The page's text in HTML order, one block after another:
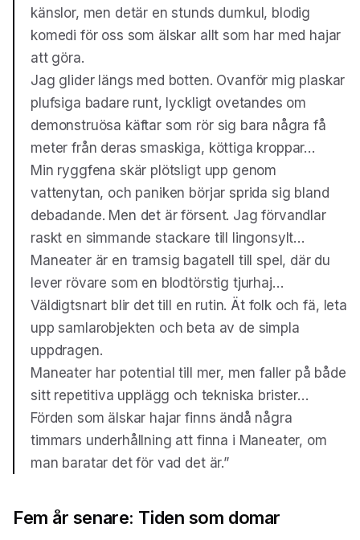
känslor, men detär en stunds dumkul, blodig
komedi för oss som älskar allt som har med hajar
att göra.
Jag glider längs med botten. Ovanför mig plaskar
plufsiga badare runt, lyckligt ovetandes om
demonstruösa käftar som rör sig bara några få
meter från deras smaskiga, köttiga kroppar…
Min ryggfena skär plötsligt upp genom
vattenytan, och paniken börjar sprida sig bland
debadande. Men det är försent. Jag förvandlar
raskt en simmande stackare till lingonsylt…
Maneater är en tramsig bagatell till spel, där du
lever rövare som en blodtörstig tjurhaj…
Väldigtsnart blir det till en rutin. Ät folk och fä, leta
upp samlarobjekten och beta av de simpla
uppdragen.
Maneater har potential till mer, men faller på både
sitt repetitiva upplägg och tekniska brister…
Förden som älskar hajar finns ändå några
timmars underhållning att finna i Maneater, om
man baratar det för vad det är.”
Fem år senare: Tiden som domar